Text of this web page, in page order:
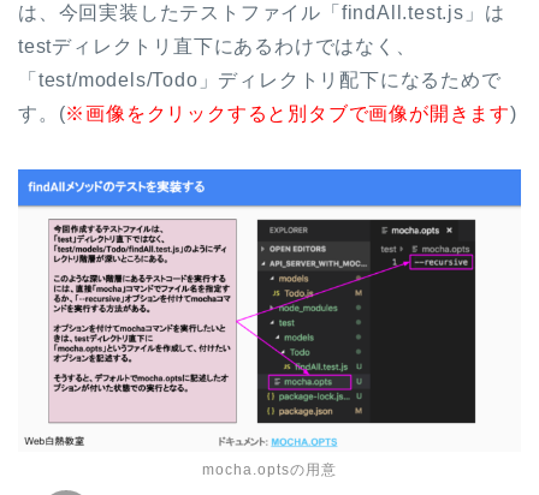
は、今回実装したテストファイル「findAll.test.js」は
testディレクトリ直下にあるわけではなく、
「test/models/Todo」ディレクトリ配下になるためで
す。(※画像をクリックすると別タブで画像が開きます)
mocha.optsの用意